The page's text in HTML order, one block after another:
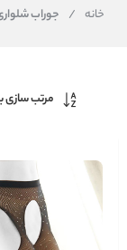
خانه / جوراب
مرتب سازی